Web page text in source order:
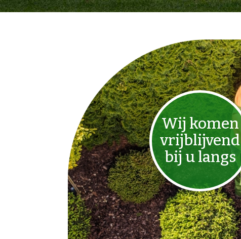
Wij komen
vrijblijvend
bij u langs